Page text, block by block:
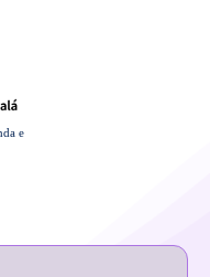
e